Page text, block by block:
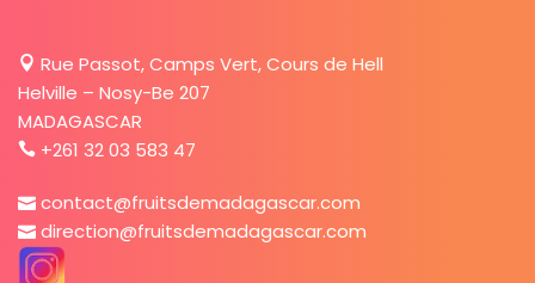
Rue Passot, Camps Vert, Cours de Hell
Helville – Nosy-Be 207
MADAGASCAR
+261 32 03 583 47
contact@fruitsdemadagascar.com
direction@fruitsdemadagascar.com